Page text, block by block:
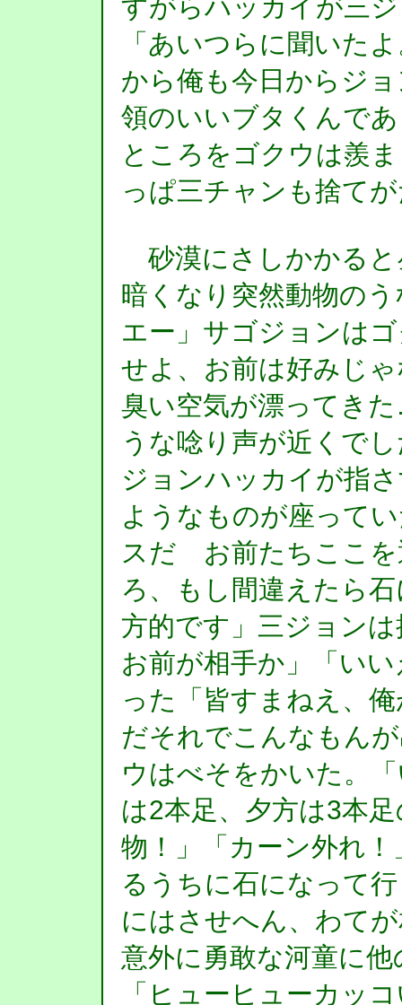
すがらハッカイが三
「あいつらに聞いた
から俺も今日からジ
領のいいブタくんで
ところをゴクウは羨
っぱ三チャンも捨て
砂漠にさしかかると
暗くなり突然動物の
エー」サゴジョンは
せよ、お前は好みじ
臭い空気が漂ってき
うな唸り声が近くで
ジョンハッカイが指
ようなものが座って
スだ お前たちここを
ろ、もし間違えたら
方的です」三ジョン
お前が相手か」「い
った「皆すまねえ、
だそれでこんなもん
ウはべそをかいた。
は2本足、夕方は3本
物！」「カーン外れ
るうちに石になって
にはさせへん、わて
意外に勇敢な河童に
「ヒューヒューカッ